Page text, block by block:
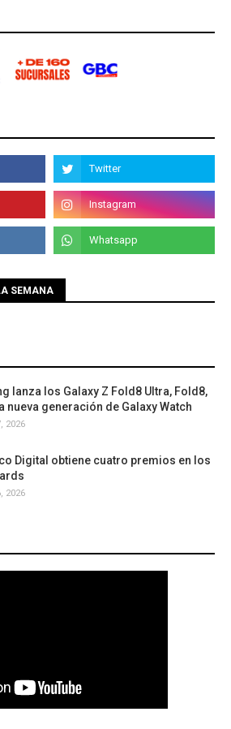
SEMANA
lanza los Galaxy Z Fold8 Ultra, Fold8,
nueva generación de Galaxy Watch
2026
Digital obtiene cuatro premios en los
2026